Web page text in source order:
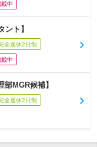
中
ト】
全週休2日制
中
MGR候補】
全週休2日制